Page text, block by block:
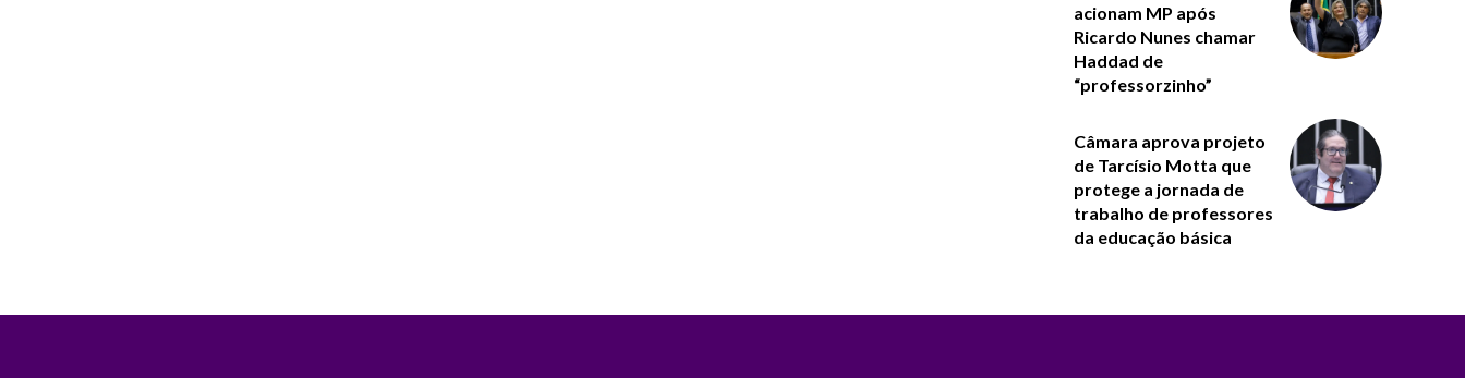
acionam MP após
Ricardo Nunes chamar
Haddad de
“professorzinho”
Câmara aprova projeto
de Tarcísio Motta que
protege a jornada de
trabalho de professores
da educação básica